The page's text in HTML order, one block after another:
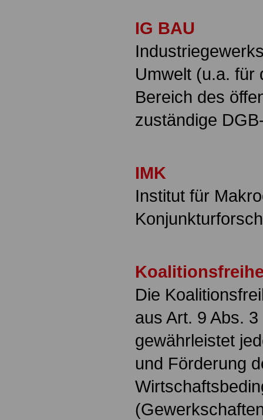
IG BAU
Umwelt (u.a. für
Bereich des
zuständige
IMK
Institut für
Die
aus Art. 9 Abs.
gewährleistet
und Förderung